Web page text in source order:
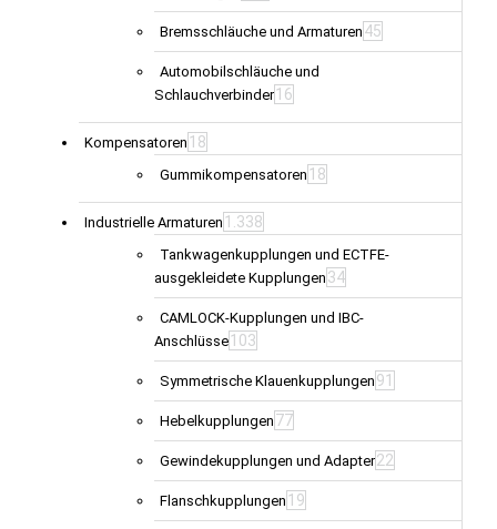
Bremsschläuche und Armaturen 45
Automobilschläuche und
Schlauchverbinder 16
Kompensatoren 18
Gummikompensatoren 18
Industrielle Armaturen 1.338
Tankwagenkupplungen und ECTFE-
ausgekleidete Kupplungen 34
CAMLOCK-Kupplungen und IBC-
Anschlüsse 103
Symmetrische Klauenkupplungen 91
Hebelkupplungen 77
Gewindekupplungen und Adapter22
Flanschkupplungen 19